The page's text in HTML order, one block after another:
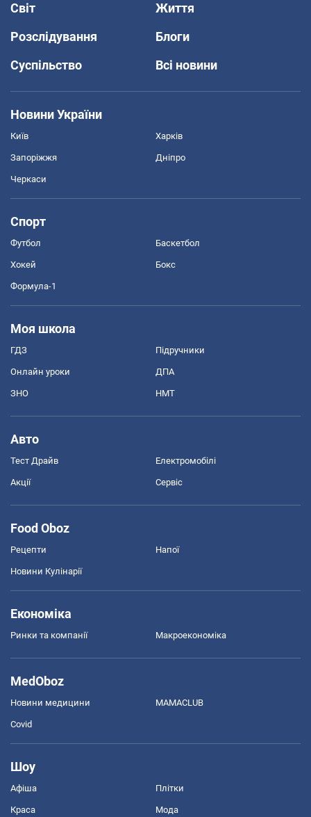
Світ
Життя
Розслідування
Блоги
Суспільство
Всі новини
Новини України
Київ Харків
Запоріжжя Дніпро
Черкаси
Спорт
Футбол Баскетбол
Хокей Бокс
Формула-1
Моя школа
ГДЗ Підручники
Онлайн уроки ДПА
ЗНО НМТ
Авто
Тест Драйв Електромобілі
Акції Сервіс
Food Oboz
Рецепти Напої
Новини Кулінарії
Економіка
Ринки та компанії Макроекономіка
MedOboz
Новини медицини MAMACLUB
Covid
Шоу
Афіша Плітки
Краса Мода